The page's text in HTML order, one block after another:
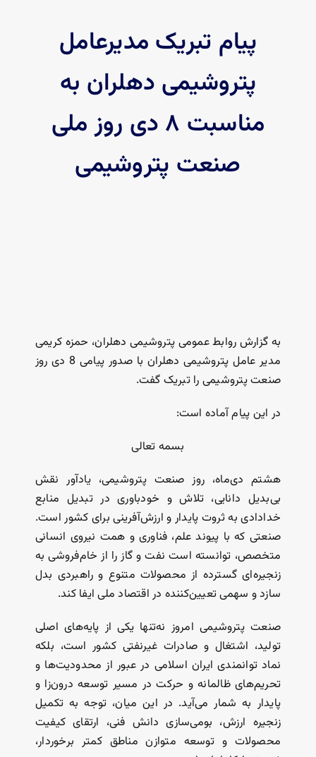
اخبار
پیام تبریک مدیرعامل
پتروشیمی دهلران به
مناسبت ۸ دی روز ملی
صنعت پتروشیمی
به گزارش روابط عمومی پتروشیمی دهلران، حمزه کریمی
مدیر عامل پتروشیمی دهلران با صدور پیامی 8 دی روز
صنعت پتروشیمی را تبریک گفت.
در این پیام آماده است:
بسمه تعالی
هشتم دی‌ماه، روز صنعت پتروشیمی، یادآور نقش
بی‌بدیل دانایی، تلاش و خودباوری در تبدیل منابع
خدادادی به ثروت پایدار و ارزش‌آفرینی برای کشور است.
صنعتی که با پیوند علم، فناوری و همت نیروی انسانی
متخصص، توانسته است نفت و گاز را از خام‌فروشی به
زنجیره‌ای گسترده از محصولات متنوع و راهبردی بدل
سازد و سهمی تعیین‌کننده در اقتصاد ملی ایفا کند.
صنعت پتروشیمی امروز نه‌تنها یکی از پایه‌های اصلی
تولید، اشتغال و صادرات غیرنفتی کشور است، بلکه
نماد توانمندی ایران اسلامی در عبور از محدودیت‌ها و
تحریم‌های ظالمانه و حرکت در مسیر توسعه درون‌زا و
پایدار به شمار می‌آید. در این میان، توجه به تکمیل
زنجیره ارزش، بومی‌سازی دانش فنی، ارتقای کیفیت
محصولات و توسعه متوازن مناطق کمتر برخوردار،